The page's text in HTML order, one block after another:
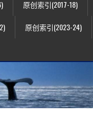
原创索引(2017-18)
原创索引(2023-24)